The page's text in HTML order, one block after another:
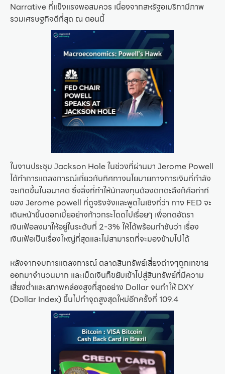
Narrative ที่แข็งแรงพอสมควร เนื่องจากสหรัฐอเมริกามีภาพ
รวมเศรษฐกิจดีที่สุด ณ ตอนนี้
ในงานประชุม Jackson Hole ในช่วงที่ผ่านมา Jerome Powell
ได้ทำการแถลงการณ์เกี่ยวกับทิศทางนโยบายทางการเงินที่กำลัง
จะเกิดขึ้นในอนาคต ซึ่งสิ่งที่ทำให้นักลงทุนต้องตกตะลึงก็คือท่าที
ของ Jerome powell ที่ดูจริงจังและพูดในเชิงที่ว่า ทาง FED จะ
เดินหน้าขึ้นดอกเบี้ยอย่างก้าวกระโดดไปเรื่อยๆ เพื่อกดอัตรา
เงินเฟ้อลงมาให้อยู่ในระดับที่ 2-3% ให้ได้พร้อมกำชับว่า เรื่อง
เงินเฟ้อเป็นเรื่องใหญ่ที่สุดและไม่สามารถที่จะมองข้ามไปได้
หลังจากจบการแถลงการณ์ ตลาดสินทรัพย์เสี่ยงต่างๆถูกเทขาย
ออกมาจำนวนมาก และเม็ดเงินก็ขยับเข้าไปสู่สินทรัพย์ที่มีความ
เสี่ยงต่ำและสภาพคล่องสูงที่สุดอย่าง Dollar จนทำให้ DXY
(Dollar Index) ขึ้นไปทำจุดสูงสุดใหม่อีกครั้งที่ 109.4